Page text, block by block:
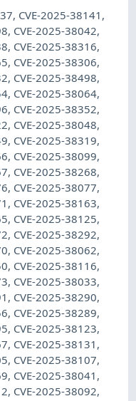
CVE-2025-38141,
CVE-2025-38042,
CVE-2025-38316,
CVE-2025-38306,
CVE-2025-38498,
CVE-2025-38064,
CVE-2025-38352,
CVE-2025-38048,
CVE-2025-38319,
CVE-2025-38099,
CVE-2025-38268,
CVE-2025-38077,
CVE-2025-38163,
CVE-2025-38125,
CVE-2025-38292,
CVE-2025-38062,
CVE-2025-38116,
CVE-2025-38033,
CVE-2025-38290,
CVE-2025-38289,
CVE-2025-38123,
CVE-2025-38131,
CVE-2025-38107,
CVE-2025-38041,
CVE-2025-38092,